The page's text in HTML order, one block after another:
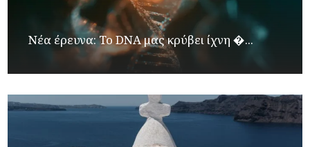
Νέα έρευνα: Το DNA μας κρύβει ίχνη �...